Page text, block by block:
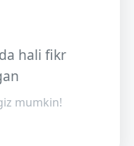
hali fikr
mumkin!